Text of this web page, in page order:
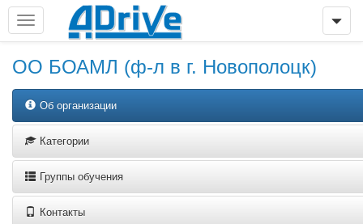
ОО БОАМЛ (ф-л в г. Новополоцк)
Об организации
Категории
Группы обучения
Контакты